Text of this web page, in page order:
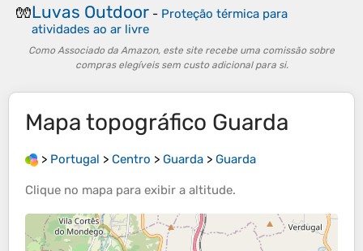
🧤Luvas Outdoor - Proteção térmica para
atividades ao ar livre
Como Associado da Amazon, este site recebe uma comissão sobre
compras elegíveis sem custo adicional para si.
Mapa topográfico Guarda
> Portugal > Centro > Guarda > Guarda
Clique no mapa para exibir a altitude.